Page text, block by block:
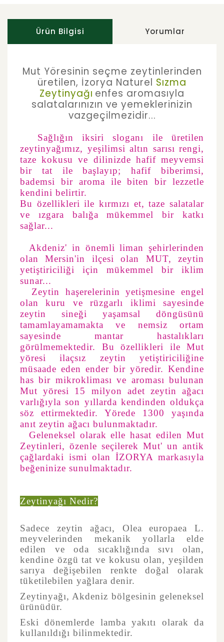
Ürün Bilgisi Yorumlar
Mut Yöresinin seçme zeytinlerinden
üretilen, İzorya Naturel Sızma
Zeytinyağı enfes aromasıyla
salatalarınızın ve yemeklerinizin
vazgeçilmezidir...
Sağlığın iksiri sloganı ile üretilen
zeytinyağımız, yeşilimsi altın sarısı rengi,
taze kokusu ve dilinizde hafif meyvemsi
bir tat ile başlayıp; hafif biberimsi,
bademsi bir aroma ile biten bir lezzetle
kendini belirtir.
Bu özellikleri ile kırmızı et, taze salatalar
ve ızgara balığa mükemmel bir katkı
sağlar...
Akdeniz' in önemli liman şehirlerinden
olan Mersin'in ilçesi olan MUT, zeytin
yetiştiriciliği için mükemmel bir iklim
sunar...
Zeytin haşerelerinin yetişmesine engel
olan kuru ve rüzgarlı iklimi sayesinde
zeytin sineği yaşamsal döngüsünü
tamamlayamamakta ve nemsiz ortam
sayesinde mantar hastalıkları
görülmemektedir. Bu özellikleri ile Mut
yöresi ilaçsız zeytin yetiştiriciliğine
müsaade eden ender bir yöredir. Kendine
has bir mikrokliması ve aroması bulunan
Mut yöresi 15 milyon adet zeytin ağacı
varlığıyla son yıllarda kendinden oldukça
söz ettirmektedir. Yörede 1300 yaşında
anıt zeytin ağacı bulunmaktadır.
Geleneksel olarak elle hasat edilen Mut
Zeytinleri, özenle seçilerek Mut' un antik
çağlardaki ismi olan İZORYA markasıyla
beğeninize sunulmaktadır.
Zeytinyağı Nedir?
Sadece zeytin ağacı, Olea europaea L.
meyvelerinden mekanik yollarla elde
edilen ve oda sıcaklığında sıvı olan,
kendine özgü tat ve kokusu olan, yeşilden
sarıya değişebilen renkte doğal olarak
tüketilebilen yağlara denir.
Zeytinyağı, Akdeniz bölgesinin geleneksel
ürünüdür.
Eski dönemlerde lamba yakıtı olarak da
kullanıldığı bilinmektedir.